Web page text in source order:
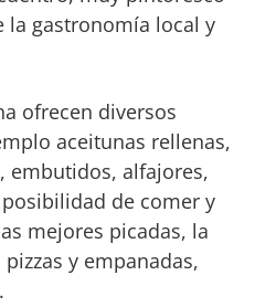
la gastronomía local y
ofrecen diversos
aceitunas rellenas,
embutidos, alfajores,
de comer y
mejores picadas, la
y empanadas,